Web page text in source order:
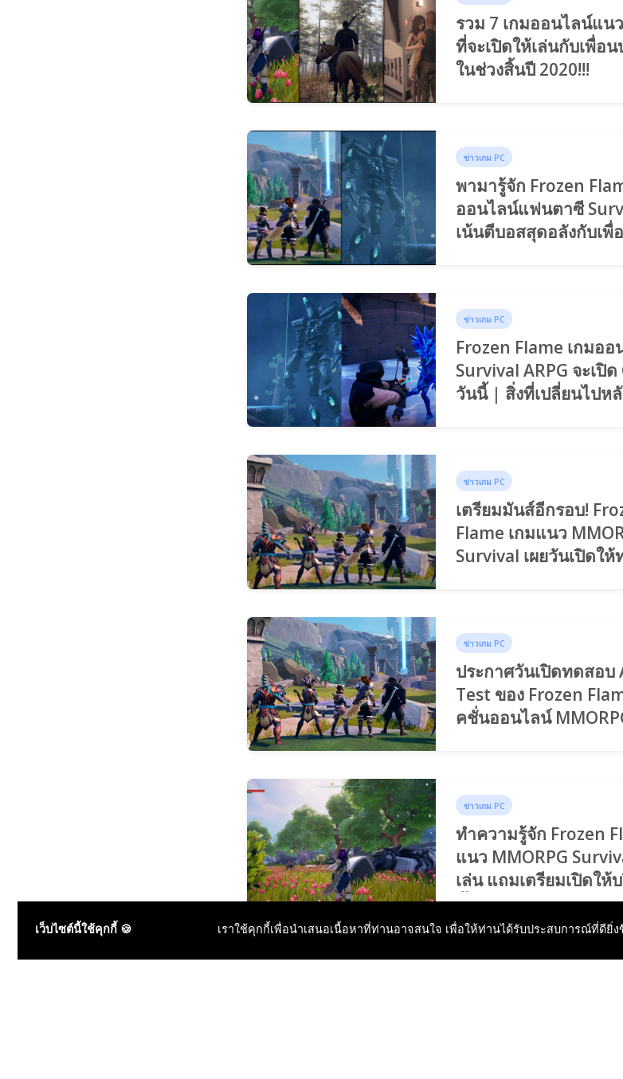
รวม 7 เกมออนไลน์แน
ที่จะเปิดให้เล่นกับเพื่อ
ในช่วงสิ้นปี 2020!!!
ข่าวเกม PC
พามารู้จัก Frozen
ออนไลน์แฟนตาซี
เน้นตีบอสสุดอลังกับเพื่
ข่าวเกม PC
Frozen Flame เกมออ
Survival ARPG จะเปิด
วันนี้ | สิ่งที่เปลี่ยนไปห
ข่าวเกม PC
เตรียมมันส์อีกรอบ!
Flame เกมแนว
Survival เผยวันเปิดให้
ข่าวเกม PC
ประกาศวันเปิดทดสอบ
Test ของ Frozen
คชั่นออนไลน์
ข่าวเกม PC
ทำความรู้จัก Frozen
แนว MMORPG
เล่น แถมเตรียมเปิดให้
นี้แล้ว
เว็บไซต์นี้ใช้คุกกี้ 🍪 เราใช้คุกกี้เพื่อนำเสนอเนื้อหาที่ท่านอาจสนใจ เพื่อให้ท่านได้รับประสบการณ์ที่ดียิ่